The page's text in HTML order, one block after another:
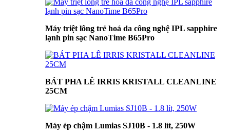
Máy triệt lông trẻ hoá da công nghệ IPL sapphire
lạnh pin sạc NanoTime B65Pro
BÁT PHA LÊ IRRIS KRISTALL CLEANLINE
25CM
Máy ép chậm Lumias SJ10B - 1.8 lít, 250W